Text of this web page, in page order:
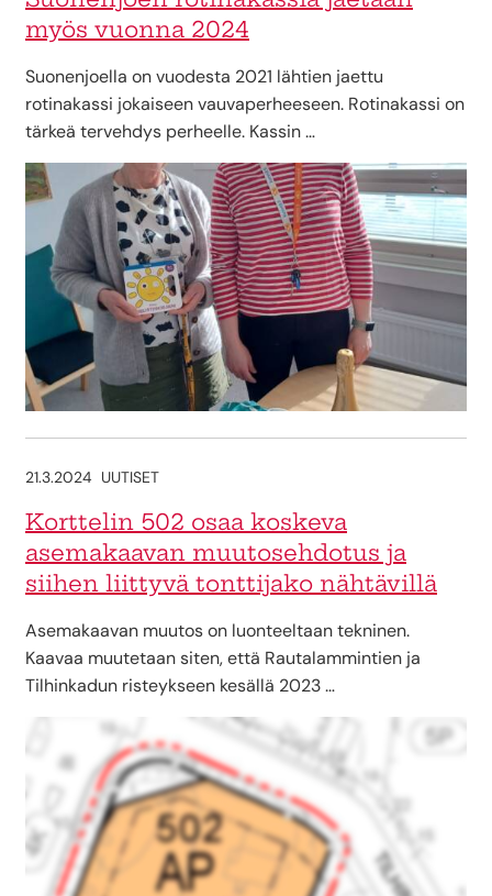
myös vuonna 2024
Suonenjoella on vuodesta 2021 lähtien jaettu
rotinakassi jokaiseen vauvaperheeseen. Rotinakassi on
tärkeä tervehdys perheelle. Kassin …
21.3.2024 UUTISET
Korttelin 502 osaa koskeva
asemakaavan muutosehdotus ja
siihen liittyvä tonttijako nähtävillä
Asemakaavan muutos on luonteeltaan tekninen.
Kaavaa muutetaan siten, että Rautalammintien ja
Tilhinkadun risteykseen kesällä 2023 …